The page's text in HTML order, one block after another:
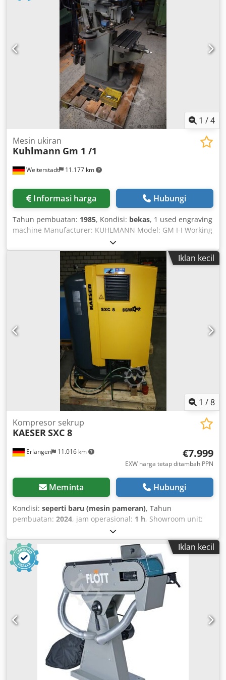
frequency inverter. Machine feed speed: 0–42 m/min.
Motors: 2.5 kW and 7.5 kW. Table newly ground and new.
Additionally, new cabling and new electrics. Machine after
complete overhaul. Warranty included. Codopqxnxopfx
Ahlerf
1 /4
Weiterstadt 11.177 km
Mesin ukiran
Kuhlmann Gm 1 /1
Informasi harga Hubungi
Tahun pembuatan: 1985, Kondisi: bekas, 1 used engraving
machine Manufacturer: KUHLMANN Model: GM I-I Working
area: 320 x 200 x 280 mm Template table: 500 x 400 mm
Work table: 500 x 200 mm 3D form engraving device TGV
rotary engraving device Various templates and type sets
Various engraving cutters Speed range: 4,200 – 20,000 rpm
Crodjk Tt Axjpfx Ahlof Dimensions (L x W x H): approx. 1.2 x
1 x 1.5 m Weight: approx. 250 kg
Iklan kecil
1 /8
Erlangen 11.016 km
Kompresor sekrup
KAESERSXC 8
€7.999
EXW harga tetap ditambah PPN
Meminta Hubungi
Kondisi: seperti baru (mesin pameran), Tahun
pembuatan: 2024, jam operasional: 1 h, Showroom unit:
KAESER screw compressor unit SXC 8 (11 bar) immediately
available with integrated refrigeration dryer with 215-litre
air receiver Crjdpfjhhiw Nex Ahlsf with electrically level-
controlled condensate drain with Sigma Control 2
controller (without connecting cable!) Year of manufacture:
2024 Operating hours: 0.5 h Technical data: Free air
delivery at 10 bar: 0.67 m³/min Drive motor rated power:
5.5 kW Electrical supply: 400 V / 3 ph / 50 Hz Dimensions W
x D x H in mm: 620 x 980 x 1480 Weight: 260 kg Air receiver:
215 litres Compressed air connection: G 3/4" Sound
pressure level: 69 dB(A) Refrigeration dryer dew point: 6°C
Visit our showroom. We always have a large selection of
new and used compressors in stock! Immediately
Iklan kecil